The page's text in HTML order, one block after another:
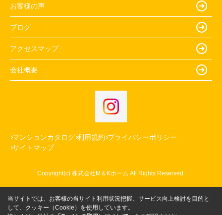
お客様の声
ブログ
アクセスマップ
会社概要
マンションカタログ 利用規約 プライバシーポリシー
サイトマップ
Copyright(c) 株式会社M＆Kホーム All Rights Reserved.
当サイトでは、お客様の当サイト利用状況把握、サービス向上検討を目的と
して、クッキー（Cookie）を使用しています。